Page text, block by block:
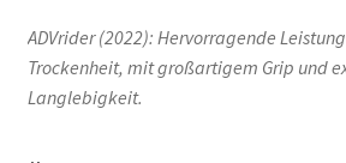
ADVrider (2022): Hervorragende
Trockenheit, mit großartigem Grip und
Langlebigkeit.